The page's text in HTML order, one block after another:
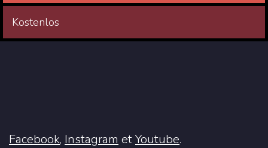
Kostenlos
Facebook, Instagram etYoutube.